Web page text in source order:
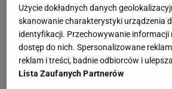
Do sytuacji odniosła się
dwa dni po burdach wydała
ws. scen ze stadionu Espanyolu.
jednoznacznie potępiła ona
"To, co się wydarzyło, po prostu
Użycie dokładnych danych
skanowanie charakterystyki urządzenia
identyfikacji. Przechowywanie informacji
dostęp do nich. Spersonalizowane
reklam i treści, badnie odbiorców i
Lista Zaufanych Partnerów